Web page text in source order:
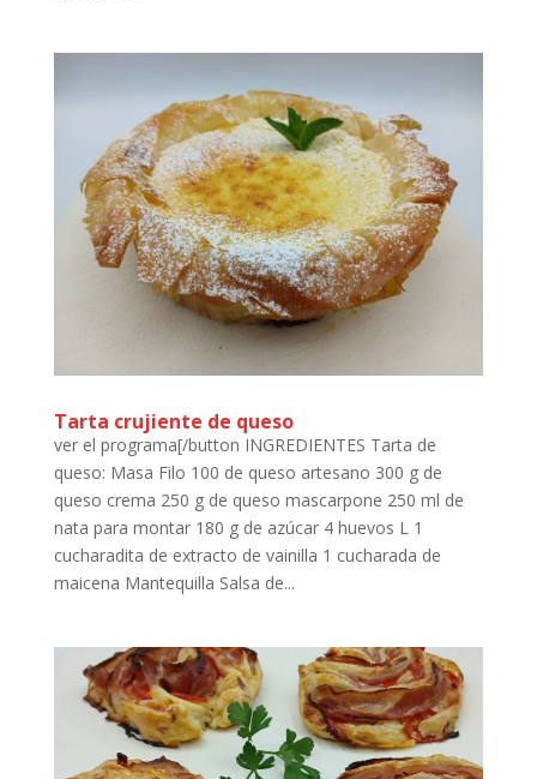
Tarta crujiente de queso
ver el programa[/button INGREDIENTES Tarta de
queso: Masa Filo 100 de queso artesano 300 g de
queso crema 250 g de queso mascarpone 250 ml de
nata para montar 180 g de azúcar 4 huevos L 1
cucharadita de extracto de vainilla 1 cucharada de
maicena Mantequilla Salsa de...